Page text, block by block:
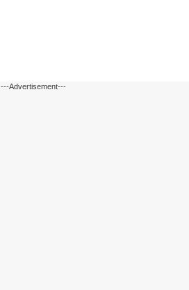
---Advertisement---